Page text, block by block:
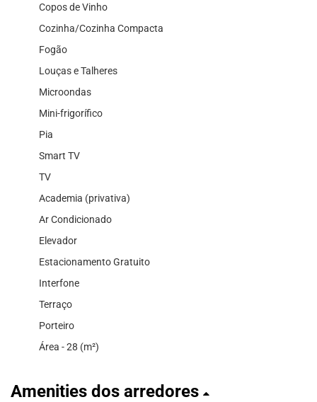
Copos de Vinho
Cozinha/Cozinha Compacta
Fogão
Louças e Talheres
Microondas
Mini-frigorífico
Pia
Smart TV
TV
Academia (privativa)
Ar Condicionado
Elevador
Estacionamento Gratuito
Interfone
Terraço
Porteiro
Área - 28 (m²)
Amenities dos arredores